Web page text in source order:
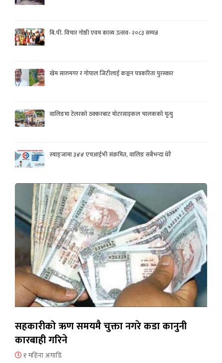
बि.पी. विचार गोष्ठी एवम काव्य उत्सव- २०८३ सम्पन्न
खेम सारुमगर र गोपाल जिटीलाई कञ्चन पत्रकरिता पुरस्कार
वालिङमा टेलरको ठक्करबाट मोटरसाइकल चालकको मृत्यु
स्याङ्जामा ३४४ एचआईभी संक्रमित, वालिङ सबैभन्दा धेरै
सहकारीको ऋण समयमै चुक्ता नगरे कडा कानुनी
कारबाही गरिने
१ महिना अगाडि